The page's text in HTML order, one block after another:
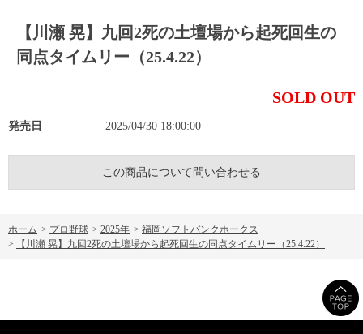
【川瀬 晃】九回2死の土壇場から起死回生の
同点タイムリー（25.4.22）
SOLD OUT
発売日 2025/04/30 18:00:00
この商品について問い合わせる
ホーム > プロ野球 > 2025年 > 福岡ソフトバンクホークス
>
【川瀬 晃】九回2死の土壇場から起死回生の同点タイムリー（25.4.22）